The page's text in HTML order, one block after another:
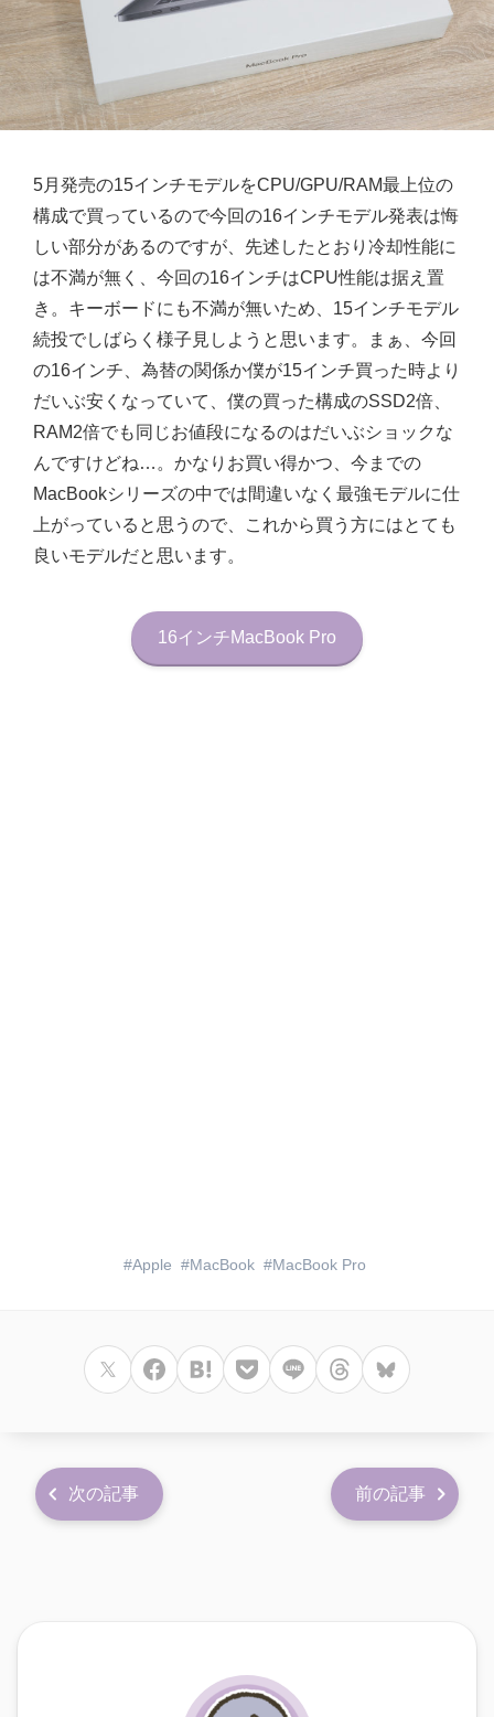
5月発売の15インチモデルをCPU/GPU/RAM最上位の
構成で買っているので今回の16インチモデル発表は悔
しい部分があるのですが、先述したとおり冷却性能に
は不満が無く、今回の16インチはCPU性能は据え置
き。キーボードにも不満が無いため、15インチモデル
続投でしばらく様子見しようと思います。まぁ、今回
の16インチ、為替の関係か僕が15インチ買った時より
だいぶ安くなっていて、僕の買った構成のSSD2倍、
RAM2倍でも同じお値段になるのはだいぶショックな
んですけどね…。かなりお買い得かつ、今までの
MacBookシリーズの中では間違いなく最強モデルに仕
上がっていると思うので、これから買う方にはとても
良いモデルだと思います。
16インチMacBook Pro
Apple MacBook MacBook Pro
次の記事 前の記事